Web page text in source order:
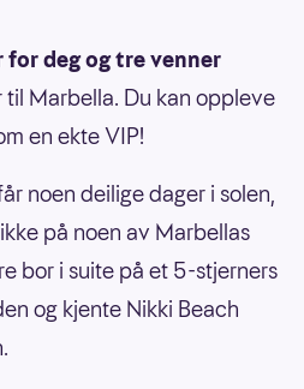
deg og tre venner
til Marbella. Du kan oppleve
en ekte VIP!
noen deilige dager i solen,
på noen av Marbellas
bor i suite på et 5-stjerners
og kjente Nikki Beach